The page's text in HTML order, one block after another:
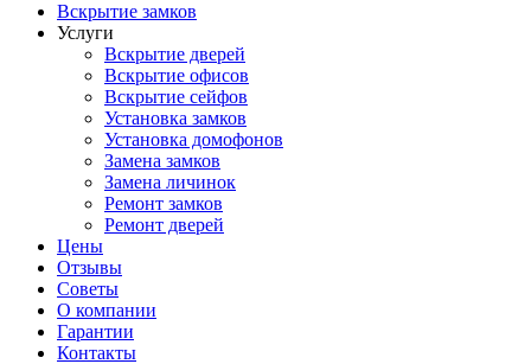
Вскрытие замков
Услуги
Вскрытие дверей
Вскрытие офисов
Вскрытие сейфов
Установка замков
Установка домофонов
Замена замков
Замена личинок
Ремонт замков
Ремонт дверей
Цены
Отзывы
Советы
О компании
Гарантии
Контакты